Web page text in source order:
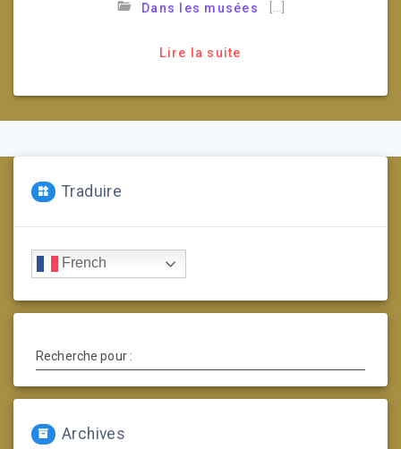
Dans les musées
Lire la suite
Traduire
French
Recherche pour :
Archives